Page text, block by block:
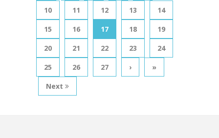
10 11 12 13 14
15 16 17 18 19
20 21 22 23 24
25 26 27 › »
Next